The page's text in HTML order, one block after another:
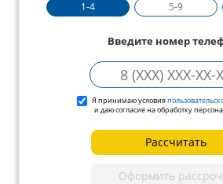
1-4 5-9
Введите номер
Я принимаю условия
и даю согласие на обработку
Рассчитать
Оформить